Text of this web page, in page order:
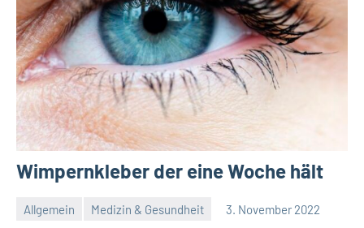
Wimpernkleber der eine Woche hält
Allgemein Medizin & Gesundheit 3. November 2022
Redaktion
Keine